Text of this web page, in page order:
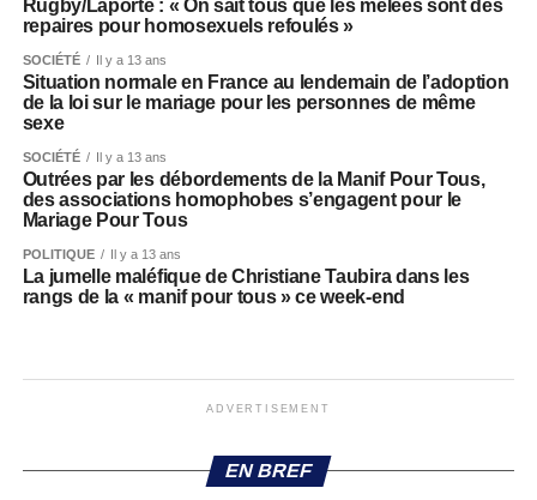
Rugby/Laporte : « On sait tous que les mêlées sont des
repaires pour homosexuels refoulés »
SOCIÉTÉ Il y a 13 ans
Situation normale en France au lendemain de l’adoption
de la loi sur le mariage pour les personnes de même
sexe
SOCIÉTÉ Il y a 13 ans
Outrées par les débordements de la Manif Pour Tous,
des associations homophobes s’engagent pour le
Mariage Pour Tous
POLITIQUE Il y a 13 ans
La jumelle maléfique de Christiane Taubira dans les
rangs de la « manif pour tous » ce week-end
ADVERTISEMENT
EN BREF